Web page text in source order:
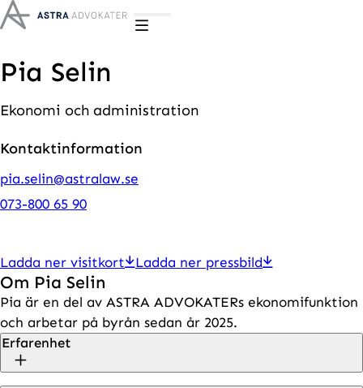
Hoppa till innehåll
Pia Selin
Ekonomi och administration
Kontaktinformation
pia.selin@astralaw.se
073-800 65 90
Ladda ner visitkort Ladda ner pressbild
Om Pia Selin
Pia är en del av ASTRA ADVOKATERs ekonomifunktion
och arbetar på byrån sedan år 2025.
Erfarenhet